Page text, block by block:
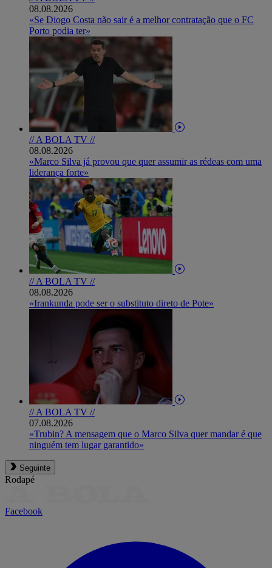
08.08.2026
«Se Diogo Costa não sair é a melhor contratação que o FC
Porto podia ter»
// A BOLA TV //
08.08.2026
«Marco Silva já provou que quer assumir as rédeas com uma
liderança forte»
// A BOLA TV //
08.08.2026
«Irankunda pode ser o substituto direto de Pote»
// A BOLA TV //
07.08.2026
«Trubin? A mensagem que o Marco Silva quer mandar é que
ninguém tem lugar garantido»
Seguinte
Rodapé
Facebook